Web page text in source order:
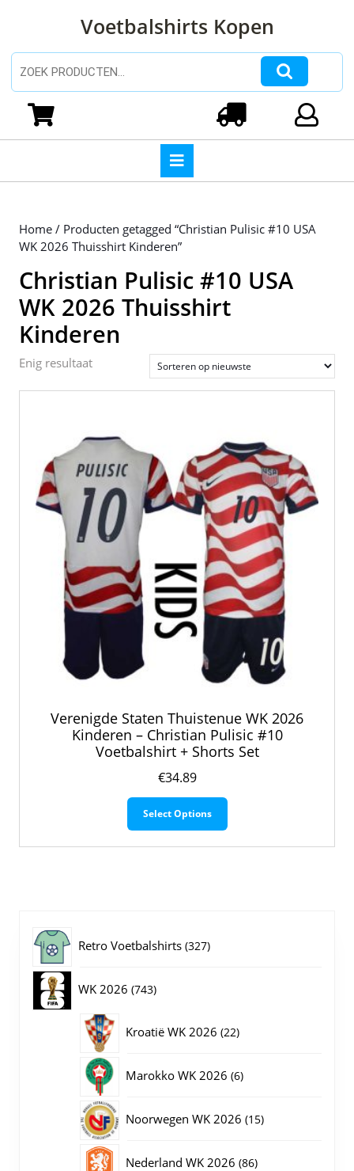
inhoud
Voetbalshirts Kopen
Zoeken naar:
Home / Producten getagged “Christian Pulisic #10 USA
WK 2026 Thuisshirt Kinderen”
Christian Pulisic #10 USA
WK 2026 Thuisshirt
Kinderen
Enig resultaat
Verenigde Staten Thuistenue WK 2026
Kinderen – Christian Pulisic #10
Voetbalshirt + Shorts Set
€34.89
Select Options
Dit
Retro Voetbalshirts 327327
WK 2026 743743
Kroatië WK 2026 2222
Marokko WK 2026 66
Noorwegen WK 2026 1515
Nederland WK 2026 8686